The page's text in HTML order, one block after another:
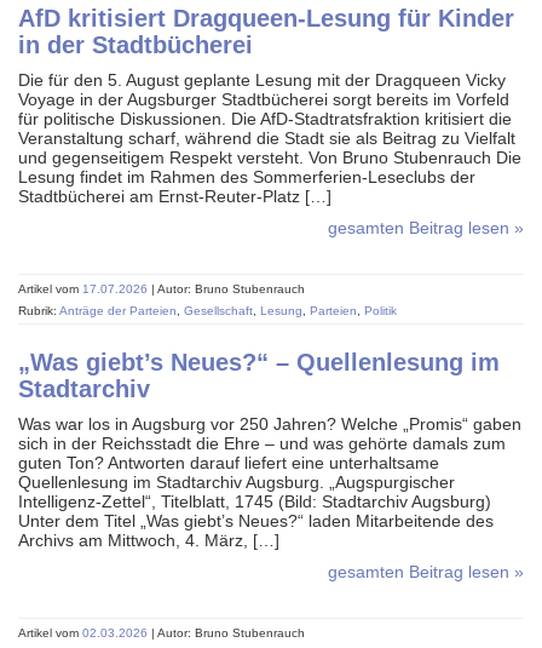
AfD kritisiert Dragqueen-Lesung für Kinder
in der Stadtbücherei
Die für den 5. August geplante Lesung mit der Dragqueen Vicky
Voyage in der Augs­burger Stadt­bücherei sorgt bereits im Vorfeld
für politische Dis­kus­sionen. Die AfD-Stadt­rats­fraktion kriti­siert die
Ver­an­staltung scharf, während die Stadt sie als Beitrag zu Vielfalt
und gegen­seitigem Respekt versteht. Von Bruno Stubenrauch Die
Lesung findet im Rah­men des Sommer­ferien-Lese­clubs der
Stadt­büche­rei am Ernst-Reuter-Platz […]
gesamten Beitrag lesen »
Artikel vom 17.07.2026 | Autor: Bruno Stubenrauch
Rubrik: Anträge der Parteien Gesellschaft Lesung Parteien Politik
„Was giebt’s Neues?“ – Quellenlesung im
Stadtarchiv
Was war los in Augsburg vor 250 Jahren? Welche „Promis“ gaben
sich in der Reichsstadt die Ehre – und was gehörte damals zum
guten Ton? Antworten darauf liefert eine unterhaltsame
Quellenlesung im Stadtarchiv Augsburg. „Augspurgischer
Intelligenz-Zettel“, Titelblatt, 1745 (Bild: Stadtarchiv Augsburg)
Unter dem Titel „Was giebt’s Neues?“ laden Mitarbeitende des
Archivs am Mittwoch, 4. März, […]
gesamten Beitrag lesen »
Artikel vom 02.03.2026 | Autor: Bruno Stubenrauch